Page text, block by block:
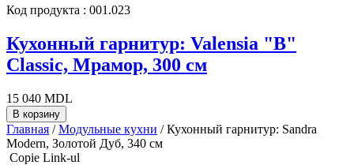
Код продукта : 001.023
Кухонный гарнитур: Valensia "B"
Classic, Мрамор, 300 см
15 040 MDL
В корзину
Главная /Модульные кухни / Кухонный гарнитур: Sandra
Modern, Золотой Дуб, 340 см
Copie Link-ul